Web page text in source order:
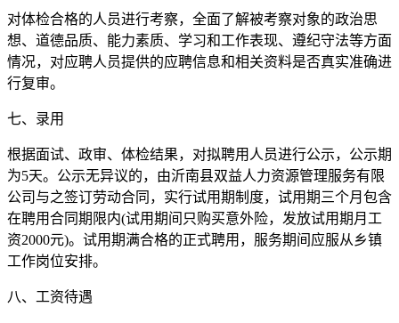
对体检合格的人员进行考察，全面了解被考察对象的政治思
想、道德品质、能力素质、学习和工作表现、遵纪守法等方面
情况，对应聘人员提供的应聘信息和相关资料是否真实准确进
行复审。
七、录用
根据面试、政审、体检结果，对拟聘用人员进行公示，公示期
为5天。公示无异议的，由沂南县双益人力资源管理服务有限
公司与之签订劳动合同，实行试用期制度，试用期三个月包含
在聘用合同期限内(试用期间只购买意外险，发放试用期月工
资2000元)。试用期满合格的正式聘用，服务期间应服从乡镇
工作岗位安排。
八、工资待遇